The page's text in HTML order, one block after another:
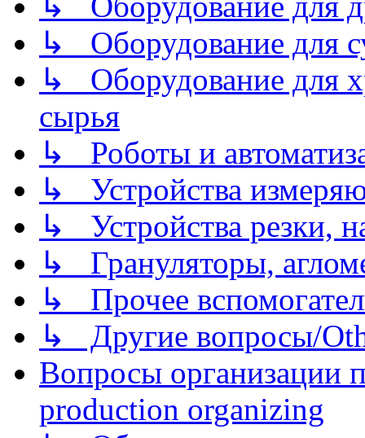
↳ Оборудование для
↳ Оборудование для
сырья
↳ Роботы и
↳ Устройства
↳ Устройства резки,
↳ Грануляторы,
↳ Прочее
↳ Другие вопросы/
Вопросы организации
production organizing